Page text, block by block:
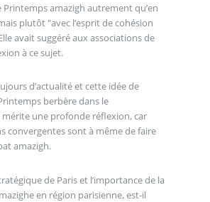
amazigh autrement qu’en
plutôt "avec l’esprit de cohésion
avait suggéré aux associations de
à ce sujet.
d’actualité et cette idée de
berbère dans le
une profonde réflexion, car
convergentes sont à même de faire
amazigh.
de Paris et l’importance de la
en région parisienne, est-il